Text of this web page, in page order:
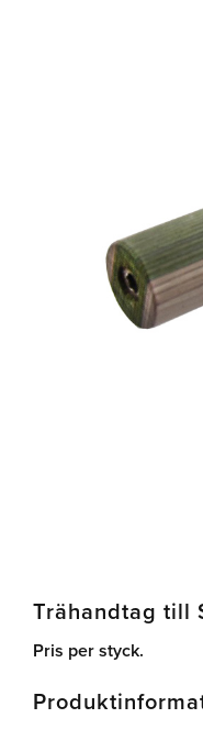
Trähandtag till
Pris per styck.